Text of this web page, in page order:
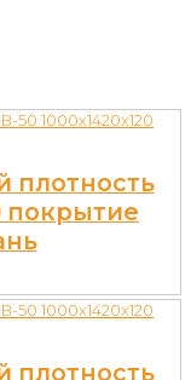
плотность
покрытие
плотность